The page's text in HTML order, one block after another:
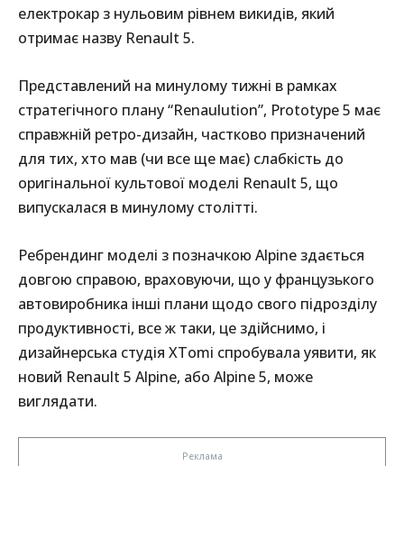
електрокар з нульовим рівнем викидів, який
отримає назву Renault 5.
Представлений на минулому тижні в рамках
стратегічного плану “Renaulution”, Prototype 5 має
справжній ретро-дизайн, частково призначений
для тих, хто мав (чи все ще має) слабкість до
оригінальної культової моделі Renault 5, що
випускалася в минулому столітті.
Ребрендинг моделі з позначкою Alpine здається
довгою справою, враховуючи, що у французького
автовиробника інші плани щодо свого підрозділу
продуктивності, все ж таки, це здійснимо, і
дизайнерська студія XTomi спробувала уявити, як
новий Renault 5 Alpine, або Alpine 5, може
виглядати.